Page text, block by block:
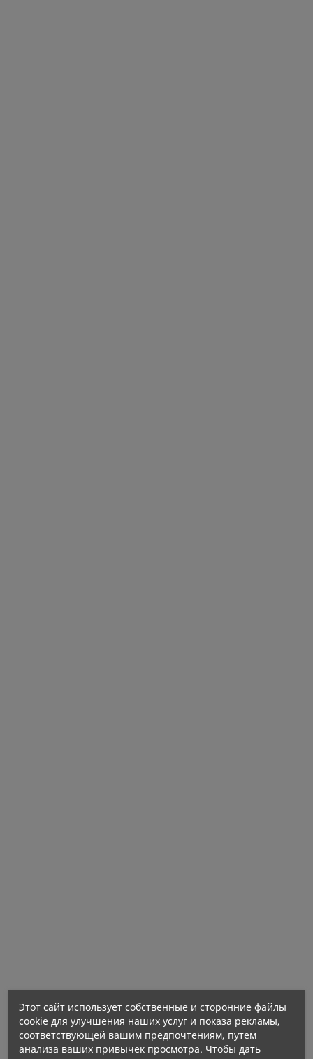
Этот сайт использует собственные и сторонние файлы
cookie для улучшения наших услуг и показа рекламы,
соответствующей вашим предпочтениям, путем
анализа ваших привычек просмотра. Чтобы дать